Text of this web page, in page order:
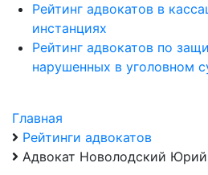
Рейтинг адвокатов в
инстанциях
Рейтинг адвокатов по
нарушенных в уголовном
Главная
Рейтинги адвокатов
Адвокат Новолодский